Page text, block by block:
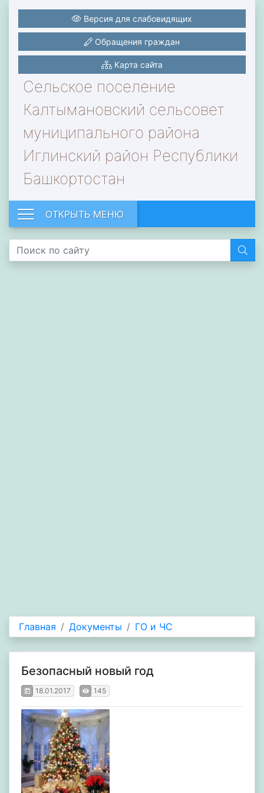
Сельское поселение
Калтымановский сельсовет
муниципального района
Иглинский район Республики
Башкортостан
Версия для слабовидящих
Обращения граждан
Карта сайта
ОТКРЫТЬ МЕНЮ
Главная Документы ГО и ЧС
Безопасный новый год
18.01.2017 145